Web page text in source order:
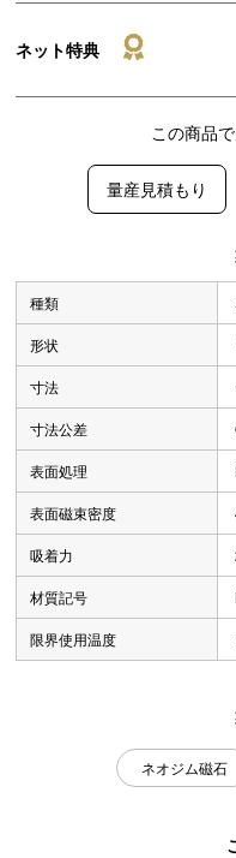
ネット特典
この商品
量産見積もり
種類
形状
寸法
寸法公差
表面処理
表面磁束密度
吸着力
材質記号
限界使用温度
ネオジム磁石